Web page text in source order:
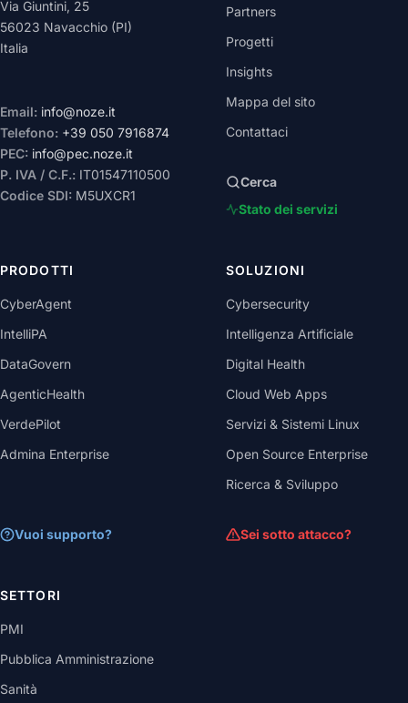
Via Giuntini, 25
56023 Navacchio (PI)
Italia
Email: info@noze.it
Telefono: +39 050 7916874
PEC: info@pec.noze.it
P. IVA / C.F.: IT01547110500
Codice SDI: M5UXCR1
Partners
Progetti
Insights
Mappa del sito
Contattaci
Cerca
Stato dei servizi
PRODOTTI
CyberAgent
IntelliPA
DataGovern
AgenticHealth
VerdePilot
Admina Enterprise
Vuoi supporto?
SOLUZIONI
Cybersecurity
Intelligenza Artificiale
Digital Health
Cloud Web Apps
Servizi & Sistemi Linux
Open Source Enterprise
Ricerca & Sviluppo
Sei sotto attacco?
SETTORI
PMI
Pubblica Amministrazione
Sanità